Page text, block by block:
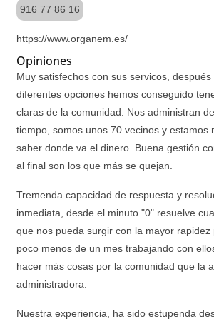
916 77 86 16
https://www.organem.es/
Opiniones
Muy satisfechos con sus servicos,
diferentes opciones hemos conseguido
claras de la comunidad. Nos administran
tiempo, somos unos 70 vecinos y estamos
saber donde va el dinero. Buena gestión
al final son los que más se quejan.
Tremenda capacidad de respuesta y
inmediata, desde el minuto "0" resuelve
que nos pueda surgir con la mayor rapidez
poco menos de un mes trabajando con
hacer más cosas por la comunidad que la
administradora.
Nuestra experiencia, ha sido estupenda